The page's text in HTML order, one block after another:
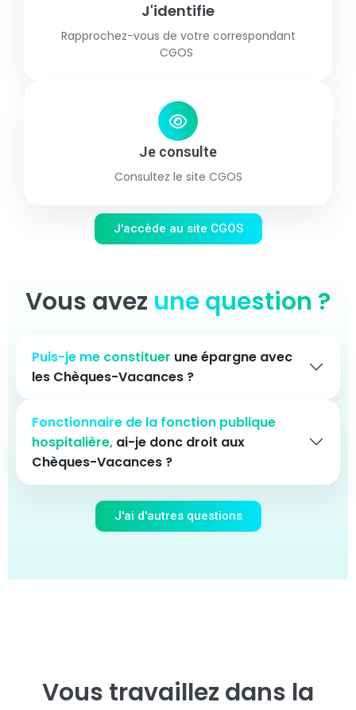
J'identifie
Rapprochez-vous de votre correspondant
CGOS
Je consulte
Consultez le site CGOS
J'accède au site CGOS
Vous avez une question ?
Puis-je me constituer une épargne avec
les Chèques-Vacances ?
Fonctionnaire de la fonction publique
hospitalière, ai-je donc droit aux
Chèques-Vacances ?
J'ai d'autres questions
Vous travaillez dans la